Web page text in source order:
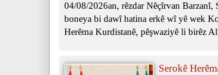
04/08/2026an, rêzdar Nêçîrvan Barzanî,
boneya bi dawî hatina erkê wî yê wek
Herêma Kurdistanê, pêşwaziyê li birêz
Serokê